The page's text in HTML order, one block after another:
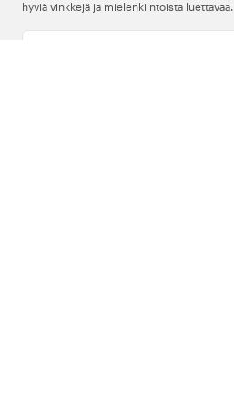
hyviä vinkkejä ja mielenkiintoista luettavaa.
Kirjoita sähköpostiosoitteesi